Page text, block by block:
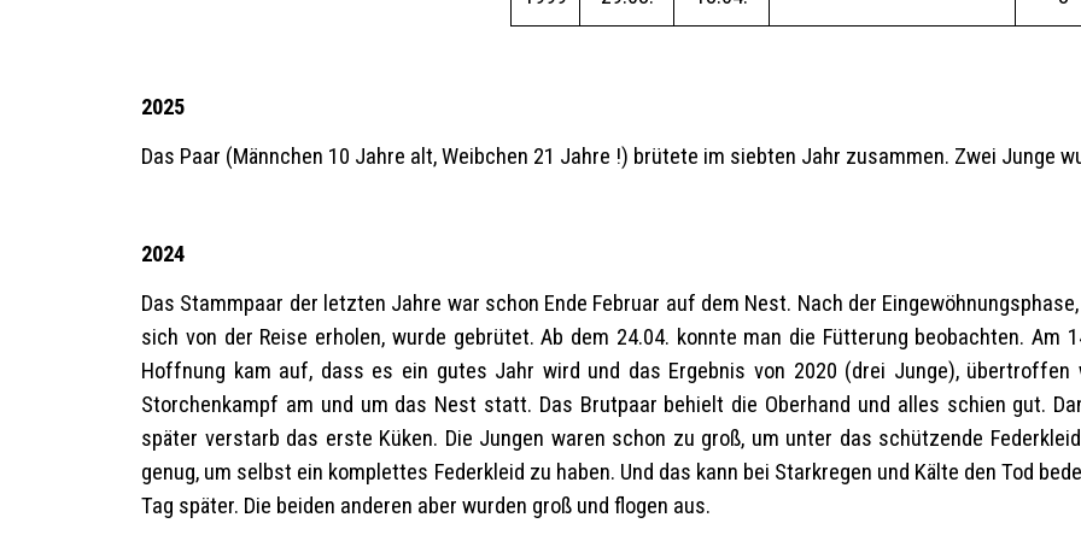
2025
Das Paar (Männchen 10 Jahre alt, Weibchen 21 Jahre !) brütete im siebten Jahr zusammen. Zwei Junge
2024
Das Stammpaar der letzten Jahre war schon Ende Februar auf dem Nest. Nach der
sich von der Reise erholen, wurde gebrütet. Ab dem 24.04. konnte man die Fütterung beobachten. Am
Hoffnung kam auf, dass es ein gutes Jahr wird und das Ergebnis von 2020 (drei Junge),
Storchenkampf am und um das Nest statt. Das Brutpaar behielt die Oberhand und alles schien gut.
später verstarb das erste Küken. Die Jungen waren schon zu groß, um unter das schützende
genug, um selbst ein komplettes Federkleid zu haben. Und das kann bei Starkregen und Kälte den Tod
Tag später. Die beiden anderen aber wurden groß und flogen aus.